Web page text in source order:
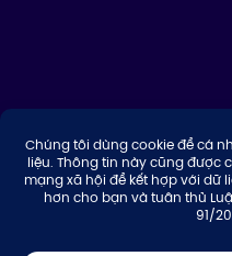
© 2026 Công ty TNHH Tư Vấn